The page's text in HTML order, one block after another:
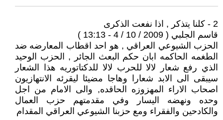
2 - كلنا يتذكر , اذا نفعت الذكرى
قاسم الجلبي ( 2009 / 10 / 4 - 13:13 )
الحزب الشيوعي العراقي , هو احد اقطاب المعارضه ضد
الطغمه الحاكمه ابان حكم البعث الجائر , الحزب الوحيد
الذي رفع شعار لالا للحرب لالا للدكتاتوريه هذا الشعار
سيبقى الى الابد شعارا وهاجا مضيئا ليقرئه الانتهازيون
اصحاب الاراء المهزوزه الحاقده, والى الامام من اجل
وحده ونهضه اليسار وفي مقدمتهم حزب العمال
والكادحين والفقراء ومع حزبنا الشيوعي العراقي المقدام